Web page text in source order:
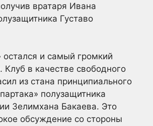
вратаря Ивана
Густаво
остался и самый громкий
Клуб в качестве свободного
из стана принципиального
полузащитника
Зелимхана Бакаева. Это
обсуждение со стороны